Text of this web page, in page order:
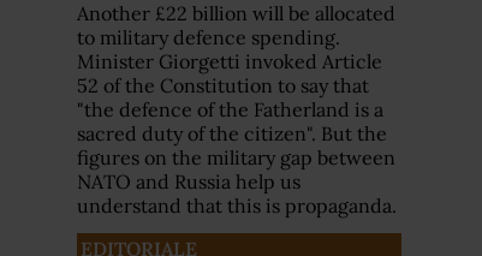
Another £22 billion will be allocated
to military defence spending.
Minister Giorgetti invoked Article
52 of the Constitution to say that
"the defence of the Fatherland is a
sacred duty of the citizen". But the
figures on the military gap between
NATO and Russia help us
understand that this is propaganda.
EDITORIALE